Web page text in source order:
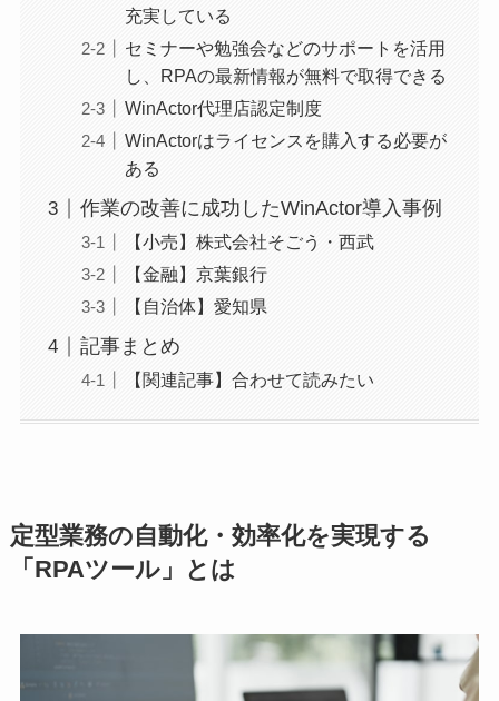
充実している
セミナーや勉強会などのサポートを活用
し、RPAの最新情報が無料で取得できる
WinActor代理店認定制度
WinActorはライセンスを購入する必要が
ある
作業の改善に成功したWinActor導入事例
【小売】株式会社そごう・西武
【金融】京葉銀行
【自治体】愛知県
記事まとめ
【関連記事】合わせて読みたい
定型業務の自動化・効率化を実現する
「RPAツール」とは